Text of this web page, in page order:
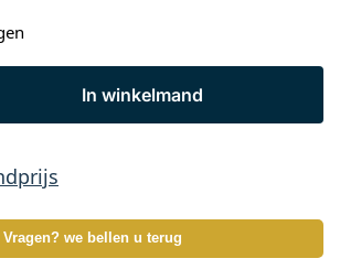
In winkelmand
Vragen? we bellen u terug